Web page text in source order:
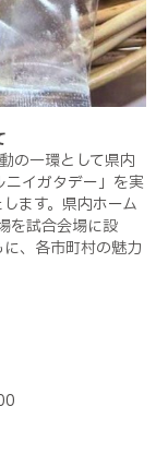
の一環として県内
イガタデー」を実
ます。県内ホーム
を試合会場に設
、各市町村の魅力